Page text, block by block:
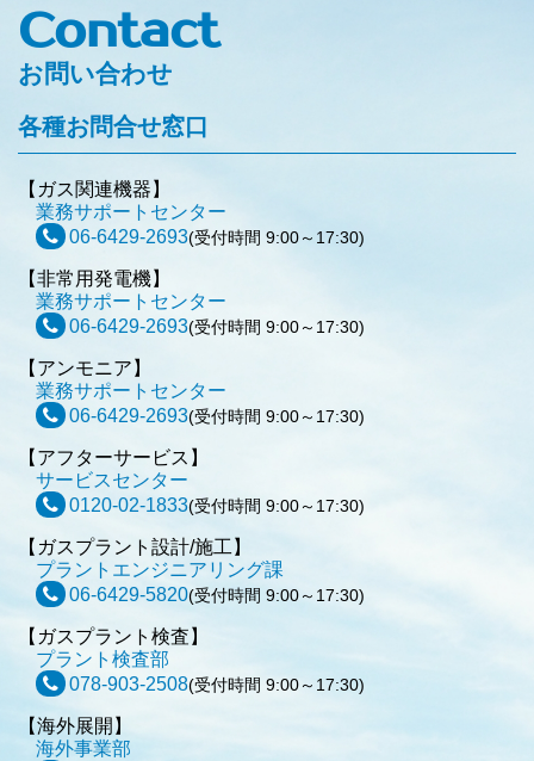
Contact
お問い合わせ
各種お問合せ窓口
【ガス関連機器】
業務サポートセンター
06-6429-2693(受付時間 9:00～17:30)
【非常用発電機】
業務サポートセンター
06-6429-2693(受付時間 9:00～17:30)
【アンモニア】
業務サポートセンター
06-6429-2693(受付時間 9:00～17:30)
【アフターサービス】
サービスセンター
0120-02-1833(受付時間 9:00～17:30)
【ガスプラント設計/施工】
プラントエンジニアリング課
06-6429-5820(受付時間 9:00～17:30)
【ガスプラント検査】
プラント検査部
078-903-2508(受付時間 9:00～17:30)
【海外展開】
海外事業部